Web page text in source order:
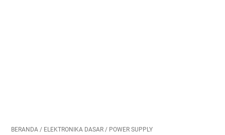
BERANDA / ELEKTRONIKA DASAR / POWER SUPPLY